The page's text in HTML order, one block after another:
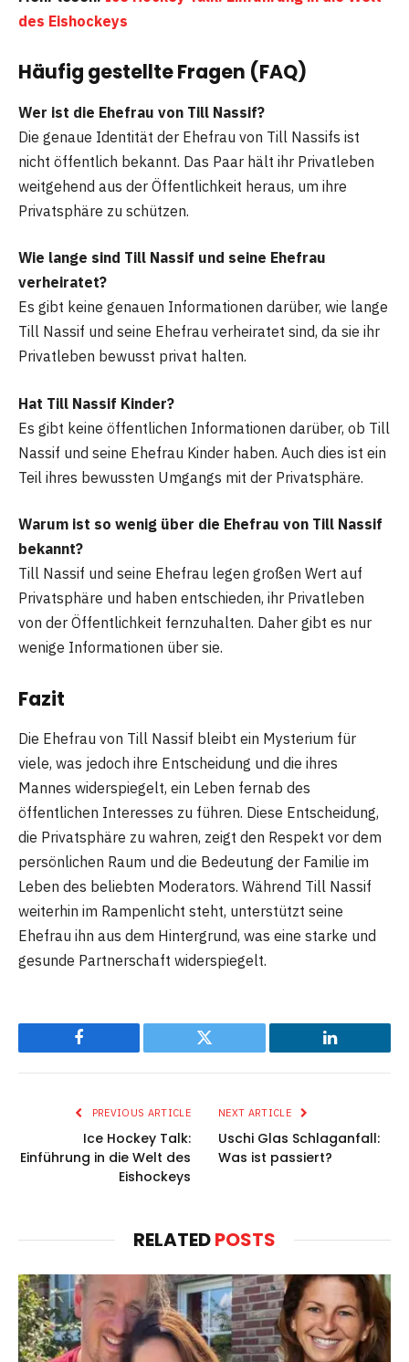
des Eishockeys
Häufig gestellte Fragen (FAQ)
Wer ist die Ehefrau von Till Nassif?
Die genaue Identität der Ehefrau von Till Nassifs ist
nicht öffentlich bekannt. Das Paar hält ihr Privatleben
weitgehend aus der Öffentlichkeit heraus, um ihre
Privatsphäre zu schützen.
Wie lange sind Till Nassif und seine Ehefrau
verheiratet?
Es gibt keine genauen Informationen darüber, wie lange
Till Nassif und seine Ehefrau verheiratet sind, da sie ihr
Privatleben bewusst privat halten.
Hat Till Nassif Kinder?
Es gibt keine öffentlichen Informationen darüber, ob Till
Nassif und seine Ehefrau Kinder haben. Auch dies ist ein
Teil ihres bewussten Umgangs mit der Privatsphäre.
Warum ist so wenig über die Ehefrau von Till Nassif
bekannt?
Till Nassif und seine Ehefrau legen großen Wert auf
Privatsphäre und haben entschieden, ihr Privatleben
von der Öffentlichkeit fernzuhalten. Daher gibt es nur
wenige Informationen über sie.
Fazit
Die Ehefrau von Till Nassif bleibt ein Mysterium für
viele, was jedoch ihre Entscheidung und die ihres
Mannes widerspiegelt, ein Leben fernab des
öffentlichen Interesses zu führen. Diese Entscheidung,
die Privatsphäre zu wahren, zeigt den Respekt vor dem
persönlichen Raum und die Bedeutung der Familie im
Leben des beliebten Moderators. Während Till Nassif
weiterhin im Rampenlicht steht, unterstützt seine
Ehefrau ihn aus dem Hintergrund, was eine starke und
gesunde Partnerschaft widerspiegelt.
Facebook Twitter LinkedIn
PREVIOUS ARTICLE
Ice Hockey Talk:
Einführung in die Welt des
Eishockeys
NEXT ARTICLE
Uschi Glas Schlaganfall:
Was ist passiert?
RELATEDPOSTS